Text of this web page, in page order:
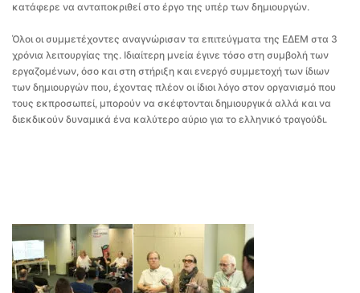
κατάφερε να ανταποκριθεί στο έργο της υπέρ των δημιουργών.
Όλοι οι συμμετέχοντες αναγνώρισαν τα επιτεύγματα της ΕΔΕΜ στα 3
χρόνια λειτουργίας της. Ιδιαίτερη μνεία έγινε τόσο στη συμβολή των
εργαζομένων, όσο και στη στήριξη και ενεργό συμμετοχή των ίδιων
των δημιουργών που, έχοντας πλέον οι ίδιοι λόγο στον οργανισμό που
τους εκπροσωπεί, μπορούν να σκέφτονται δημιουργικά αλλά και να
διεκδικούν δυναμικά ένα καλύτερο αύριο για το ελληνικό τραγούδι.